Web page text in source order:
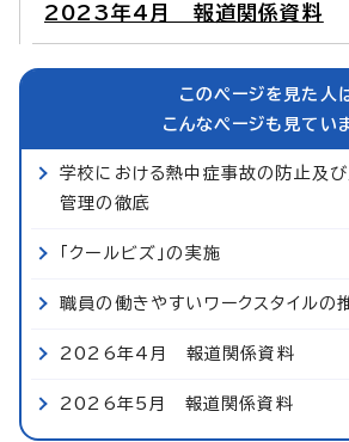
2023年4月 報道関係資料
このページを見た人
こんなページも見てい
学校における熱中症事故の防止及
管理の徹底
「クールビズ」の実施
職員の働きやすいワークスタイルの
2026年4月 報道関係資料
2026年5月 報道関係資料